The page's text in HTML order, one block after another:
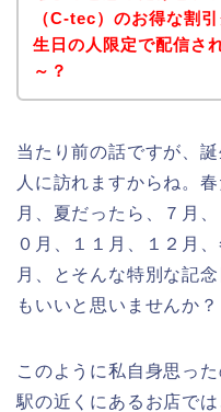
（C-tec）のお得な割
生日の人限定で配信さ
～？
当たり前の話ですが、
人に訪れますからね。
月、夏だったら、７月
０月、１１月、１２月
月、とそんな特別な記
もいいと思いませんか？
このように私自身思っ
駅の近くにあるお店で